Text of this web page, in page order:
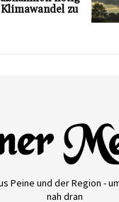
zu
Peine und der Region -
nah dran